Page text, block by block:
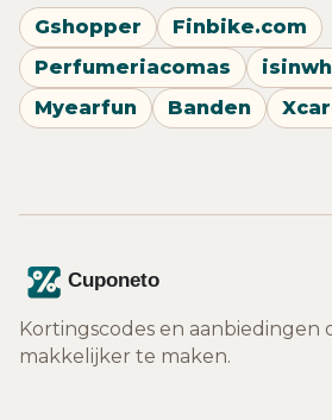
Gshopper
Finbike.com
Perfumeriacomas
Myearfun
Banden
Kortingscodes en aanbiedingen
makkelijker te maken.